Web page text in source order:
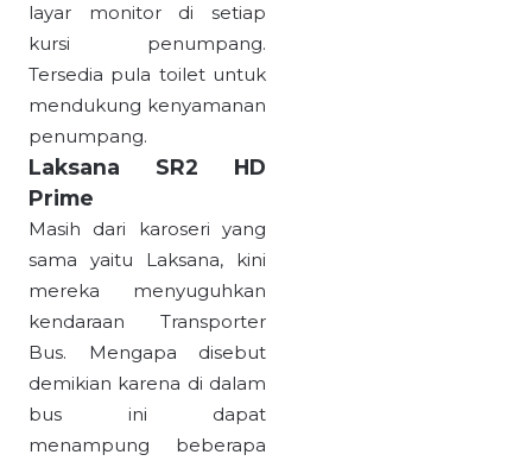
layar monitor di setiap
kursi penumpang.
Tersedia pula toilet untuk
mendukung kenyamanan
penumpang.
Laksana SR2 HD
Prime
Masih dari karoseri yang
sama yaitu Laksana, kini
mereka menyuguhkan
kendaraan Transporter
Bus. Mengapa disebut
demikian karena di dalam
bus ini dapat
menampung beberapa